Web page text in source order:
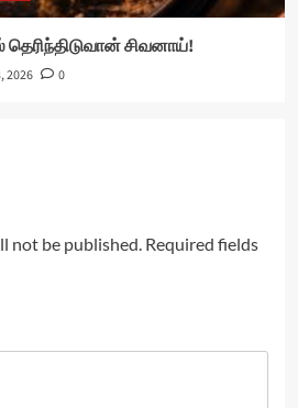
சிவனாய்!
2026 0
not be published. Required fields